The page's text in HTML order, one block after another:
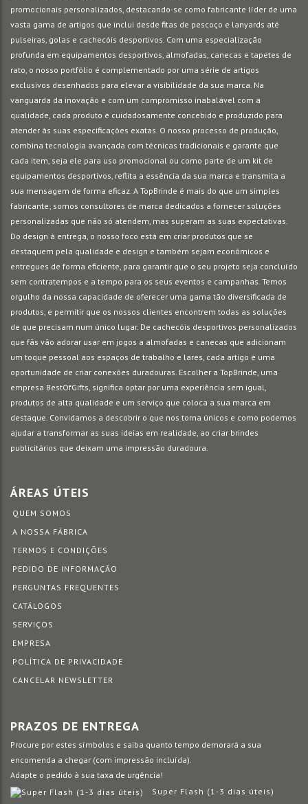
promocionais personalizados, destacando-se como fabricante líder de uma
vasta gama de artigos que inclui desde fitas de pescoço e lanyards até
pulseiras, golas e cachecóis desportivos. Com uma especialização
profunda em equipamentos desportivos, almofadas, canecas e tapetes de
rato, o nosso portfólio é complementado por uma série de artigos
exclusivos desenhados para elevar a visibilidade da sua marca. Na
vanguarda da inovação e com um compromisso inabalável com a
qualidade, cada produto é cuidadosamente concebido e produzido para
atender às suas especificações exatas. O nosso processo de produção,
combina tecnologia avançada com técnicas tradicionais e garante que
cada item, seja ele para uso promocional ou como parte de um kit de
equipamentos desportivos, reflita a essência da sua marca e transmita a
sua mensagem de forma eficaz. A TopBrinde é mais do que um simples
fabricante; somos consultores de marca dedicados a fornecer soluções
personalizadas que não só atendem, mas superam as suas expectativas.
Do design à entrega, o nosso foco está em criar produtos que se
destaquem pela qualidade e design e também sejam econômicos e
entregues de forma eficiente, para garantir que o seu projeto seja concluído
sem contratempos e a tempo para os seus eventos e campanhas. Temos
orgulho da nossa capacidade de oferecer uma gama tão diversificada de
produtos, e permitir que os nossos clientes encontrem todas as soluções
de que precisam num único lugar. De cachecóis desportivos personalizados
que fãs vão adorar usar em jogos a almofadas e canecas que adicionam
um toque pessoal aos espaços de trabalho e lares, cada artigo é uma
oportunidade de criar conexões duradouras. Escolher a TopBrinde, uma
empresa BestOfGifts, significa optar por uma experiência sem igual,
produtos de alta qualidade e um serviço que coloca a sua marca em
destaque. Convidamos a descobrir o que nos torna únicos e como podemos
ajudar a transformar as suas ideias em realidade, ao criar brindes
publicitários que deixam uma impressão duradoura.
ÁREAS ÚTEIS
QUEM SOMOS
A NOSSA FÁBRICA
TERMOS E CONDIÇÕES
PEDIDO DE INFORMAÇÃO
PERGUNTAS FREQUENTES
CATÁLOGOS
SERVIÇOS
EMPRESA
POLÍTICA DE PRIVACIDADE
CANCELAR NEWSLETTER
PRAZOS DE ENTREGA
Procure por estes símbolos e saiba quanto tempo demorará a sua
encomenda a chegar (com impressão incluída).
Adapte o pedido à sua taxa de urgência!
Super Flash (1-3 dias úteis)